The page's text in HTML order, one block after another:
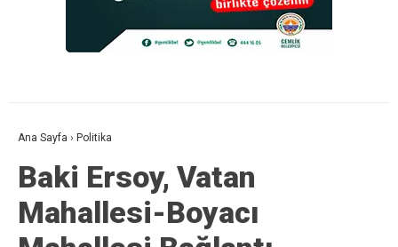
Ana Sayfa › Politika
Baki Ersoy, Vatan
Mahallesi-Boyacı